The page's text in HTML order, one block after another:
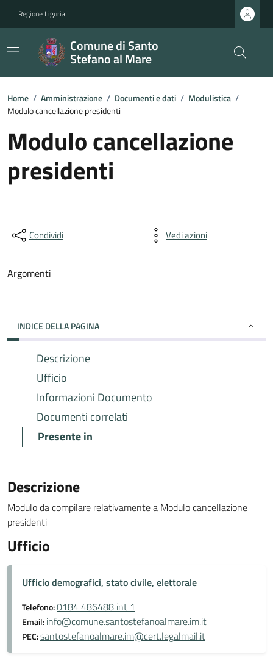
Regione Liguria
Comune di Santo
Stefano al Mare
Home / Amministrazione / Documenti e dati / Modulistica /
Modulo cancellazione presidenti
Modulo cancellazione
presidenti
Condividi Vedi azioni
Argomenti
INDICE DELLA PAGINA
Descrizione
Ufficio
Informazioni Documento
Documenti correlati
Presente in
Descrizione
Modulo da compilare relativamente a Modulo cancellazione
presidenti
Ufficio
Ufficio demografici, stato civile, elettorale
Telefono:0184 486488 int 1
Email:info@comune.santostefanoalmare.im.it
PEC:santostefanoalmare.im@cert.legalmail.it